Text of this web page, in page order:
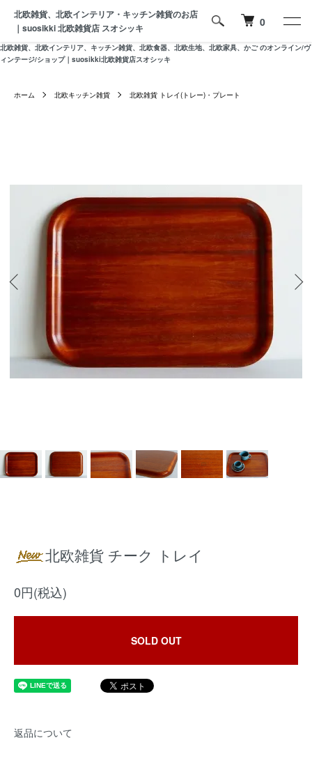
北欧雑貨、北欧インテリア、キッチン雑貨、北欧食器、北欧生地、北欧家具、かご のオンライン/ヴ
ィンテージ/ショップ｜suosikki北欧雑貨店スオシッキ
北欧雑貨、北欧インテリア・キッチン雑貨のお店
｜suosikki 北欧雑貨店 スオシッキ
0
ホーム 北欧キッチン雑貨 北欧雑貨 トレイ(トレー)・プレート
北欧雑貨 チーク トレイ
0円(税込)
SOLD OUT
返品について